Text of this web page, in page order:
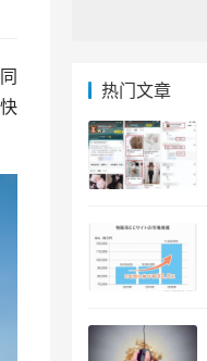
热门文章